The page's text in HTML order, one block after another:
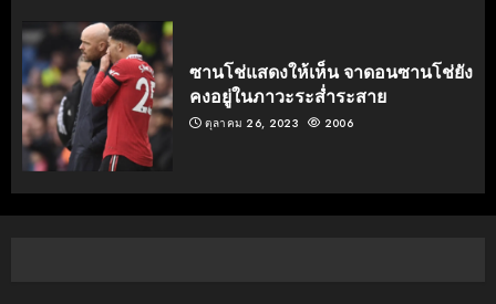
ซานโช่แสดงให้เห็น จาดอนซานโช่ยัง
คงอยู่ในภาวะระส่ำระสาย
ตุลาคม 26, 2023 2006